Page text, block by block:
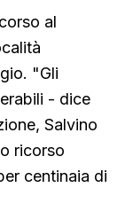
al
"Gli
- dice
Salvino
ricorso
centinaia di